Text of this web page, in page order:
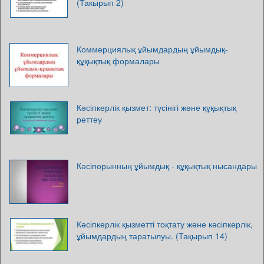
Коммерциялық ұйымдардың ұйымдық-
құқықтық формалары
Кәсіпкерлік қызмет: түсінігі және құқықтық
реттеу
Кәсіпорынның ұйымдық - құқықтық нысандары
Кәсіпкерлік қызметті тоқтату және кәсіпкерлік,
ұйымдардың таратылуы. (Тақырып 14)